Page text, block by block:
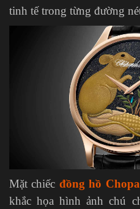
tinh tế trong từng đường
Mặt chiếc đồng hồ
khắc họa hình ảnh chú